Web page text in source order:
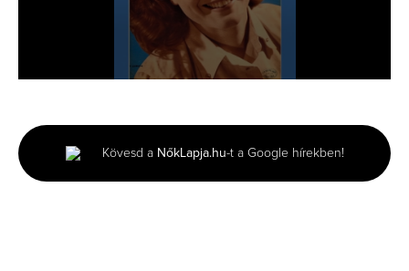
seconds
Kövesd a NőkLapja.hu-t a Google hírekben!